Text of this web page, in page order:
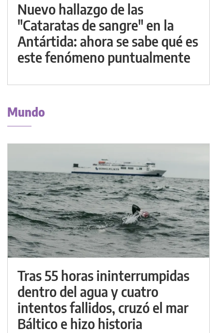
Nuevo hallazgo de las
"Cataratas de sangre" en la
Antártida: ahora se sabe qué es
este fenómeno puntualmente
Mundo
Tras 55 horas ininterrumpidas
dentro del agua y cuatro
intentos fallidos, cruzó el mar
Báltico e hizo historia